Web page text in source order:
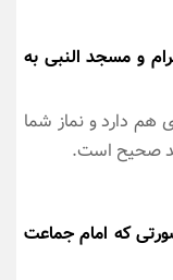
و مسجد النبی به
هم دارد و نماز شما
صحیح است.
که امام جماعت